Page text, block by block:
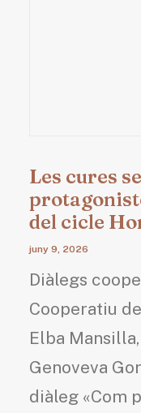
Les cures
del cicle
juny 9, 2026
Diàlegs
Cooperatiu
Elba
Genoveva
diàleg «Com